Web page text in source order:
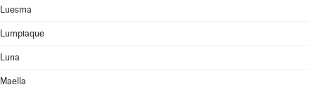
Luesma
Lumpiaque
Luna
Maella